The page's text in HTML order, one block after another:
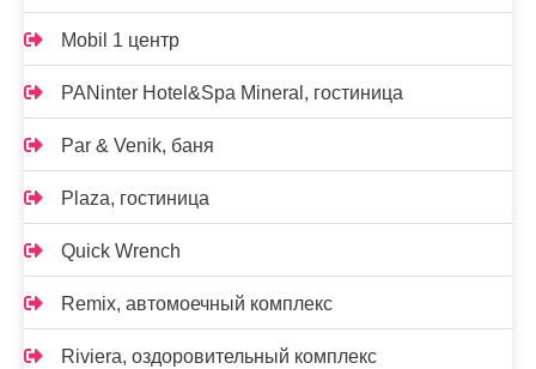
Mobil 1 центр
PANinter Hotel&Spa Mineral, гостиница
Par & Venik, баня
Plaza, гостиница
Quick Wrench
Remix, автомоечный комплекс
Riviera, оздоровительный комплекс